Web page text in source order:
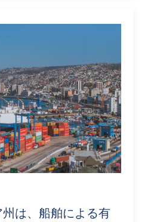
は、船舶による有